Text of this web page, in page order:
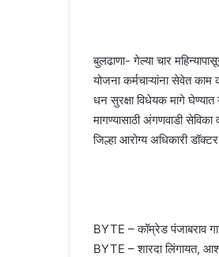
बुलढाणा- गेल्या चार
योजना कर्मचाऱ्यांना सेवेत
धन सुरक्षा विधेयक मागे
मागण्यासाठी अंगणवाडी
जिल्हा आरोग्य अधिकारी
BYTE – कॉम्रेड पंजाबराव
BYTE – शारदा लिंगायत,